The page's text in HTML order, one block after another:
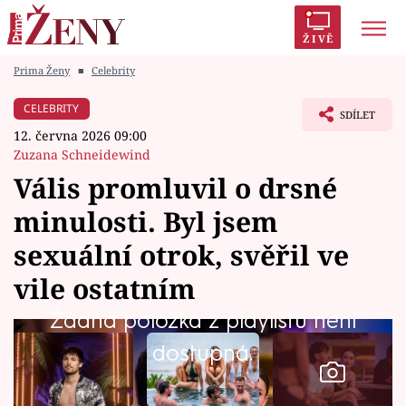
ŽIVĚ
Módní alarm
Témata
Celebrity
Vztahy
Seriály
Prima Ženy ■ Celebrity
CELEBRITY
12. června 2026 09:00
Zuzana Schneidewind
SDÍLET
Vális promluvil o drsné
minulosti. Byl jsem
sexuální otrok, svěřil ve
vile ostatním
Žádná položka z playlistu není
dostupná.